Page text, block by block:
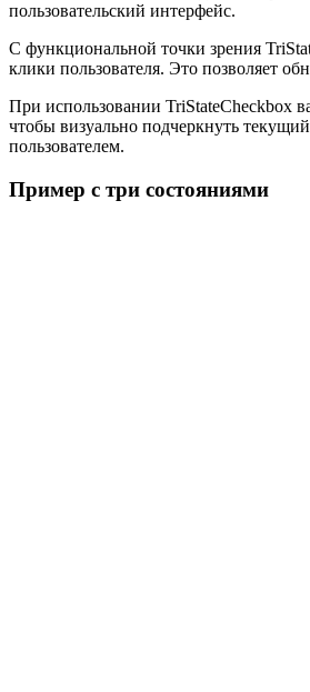
пользовательский интерфейс.
С функциональной точки зрения
клики пользователя. Это позволяет
При использовании TriStateCheckbox
чтобы визуально подчеркнуть
пользователем.
Пример с три состояниями